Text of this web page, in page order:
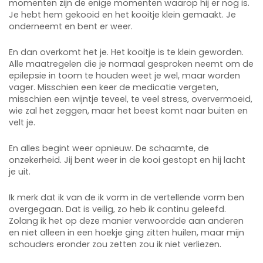
momenten zijn de enige momenten waarop hij er nog is.
Je hebt hem gekooid en het kooitje klein gemaakt. Je
onderneemt en bent er weer.
En dan overkomt het je. Het kooitje is te klein geworden.
Alle maatregelen die je normaal gesproken neemt om de
epilepsie in toom te houden weet je wel, maar worden
vager. Misschien een keer de medicatie vergeten,
misschien een wijntje teveel, te veel stress, oververmoeid,
wie zal het zeggen, maar het beest komt naar buiten en
velt je.
En alles begint weer opnieuw. De schaamte, de
onzekerheid. Jij bent weer in de kooi gestopt en hij lacht
je uit.
Ik merk dat ik van de ik vorm in de vertellende vorm ben
overgegaan. Dat is veilig, zo heb ik continu geleefd.
Zolang ik het op deze manier verwoordde aan anderen
en niet alleen in een hoekje ging zitten huilen, maar mijn
schouders eronder zou zetten zou ik niet verliezen.